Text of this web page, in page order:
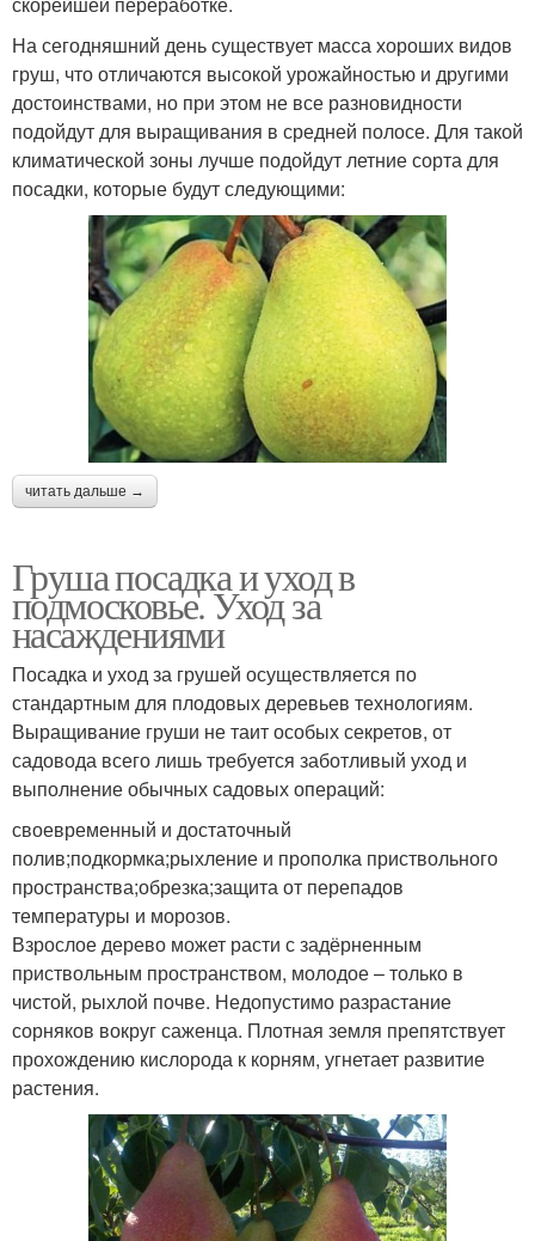
На сегодняшний день существует масса хороших видов
груш, что отличаются высокой урожайностью и другими
достоинствами, но при этом не все разновидности
подойдут для выращивания в средней полосе. Для такой
климатической зоны лучше подойдут летние сорта для
посадки, которые будут следующими:
читать дальше →
Груша посадка и уход в
подмосковье. Уход за
насаждениями
Посадка и уход за грушей осуществляется по
стандартным для плодовых деревьев технологиям.
Выращивание груши не таит особых секретов, от
садовода всего лишь требуется заботливый уход и
выполнение обычных садовых операций:
своевременный и достаточный
полив;подкормка;рыхление и прополка приствольного
пространства;обрезка;защита от перепадов
температуры и морозов.
Взрослое дерево может расти с задёрненным
приствольным пространством, молодое – только в
чистой, рыхлой почве. Недопустимо разрастание
сорняков вокруг саженца. Плотная земля препятствует
прохождению кислорода к корням, угнетает развитие
растения.